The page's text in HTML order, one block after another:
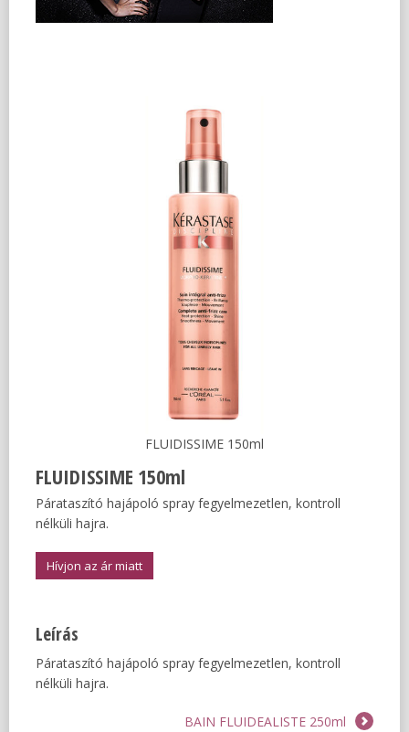
FLUIDISSIME 150ml
FLUIDISSIME 150ml
Párataszító hajápoló spray fegyelmezetlen, kontroll
nélküli hajra.
Hívjon az ár miatt
Leírás
Párataszító hajápoló spray fegyelmezetlen, kontroll
nélküli hajra.
BAIN FLUIDEALISTE 250ml